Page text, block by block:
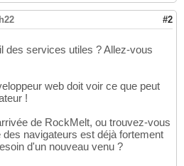
#2
des services utiles ? Allez-vous
web doit voir ce que peut
!
de RockMelt, ou trouvez-vous
navigateurs est déjà fortement
d'un nouveau venu ?